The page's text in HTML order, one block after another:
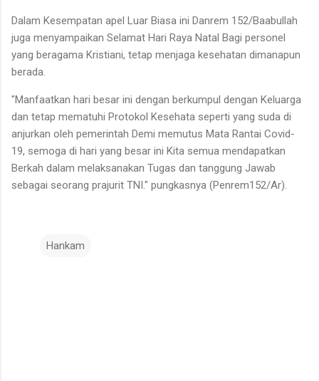
Dalam Kesempatan apel Luar Biasa ini Danrem 152/Baabullah
juga menyampaikan Selamat Hari Raya Natal Bagi personel
yang beragama Kristiani, tetap menjaga kesehatan dimanapun
berada.
"Manfaatkan hari besar ini dengan berkumpul dengan Keluarga
dan tetap mematuhi Protokol Kesehata seperti yang suda di
anjurkan oleh pemerintah Demi memutus Mata Rantai Covid-
19, semoga di hari yang besar ini Kita semua mendapatkan
Berkah dalam melaksanakan Tugas dan tanggung Jawab
sebagai seorang prajurit TNI." pungkasnya (Penrem152/Ar).
Hankam